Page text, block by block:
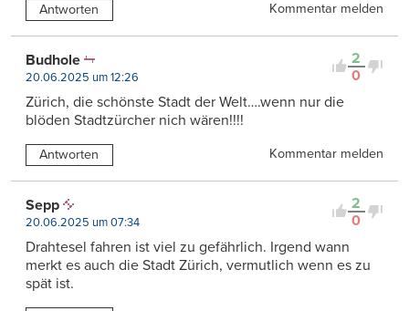
Antworten Kommentar melden
2
0
Budhole
20.06.2025 um 12:26
Zürich, die schönste Stadt der Welt….wenn nur die
blöden Stadtzürcher nich wären!!!!
Antworten Kommentar melden
2
0
Sepp
20.06.2025 um 07:34
Drahtesel fahren ist viel zu gefährlich. Irgend wann
merkt es auch die Stadt Zürich, vermutlich wenn es zu
spät ist.